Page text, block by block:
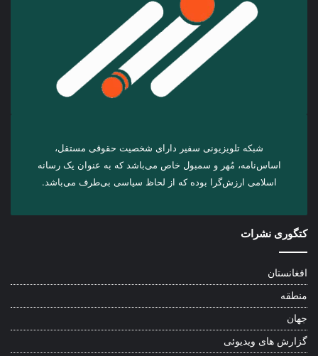
شبکه تلویزیونی سفیر دارای شخصیت حقوقی مستقل،
اساس‌نامه، مُهر و سمبول خاص می‌باشد که به عنوان یک رسانه
اسلامی ارزش‌گرا بوده که از لحاظ سیاسی بی‌طرف می‌باشد.
کتگوری نشرات
افغانستان
منطقه
جهان
گزارش های ویدیوئی